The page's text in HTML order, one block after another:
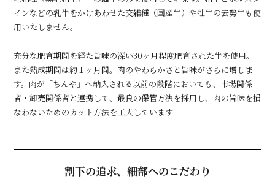
インなどの乳牛をかけあわせた交雑種（国産牛）や牡牛の去勢牛も使
用いたしません。
充分な肥育期間を経た旨味の深い30ヶ月程度肥育された牛を使用。
また熟成期間は約１ヶ月間。肉のやわらかさと旨味がさらに増しま
す。肉が「ちんや」へ納入される以前の段階においても、市場関係
者・卸売関係者と連携して、最良の保管方法を採用し、肉の旨味を損
なわないためのカット方法を工夫しています
割下の追求、細部へのこだわり